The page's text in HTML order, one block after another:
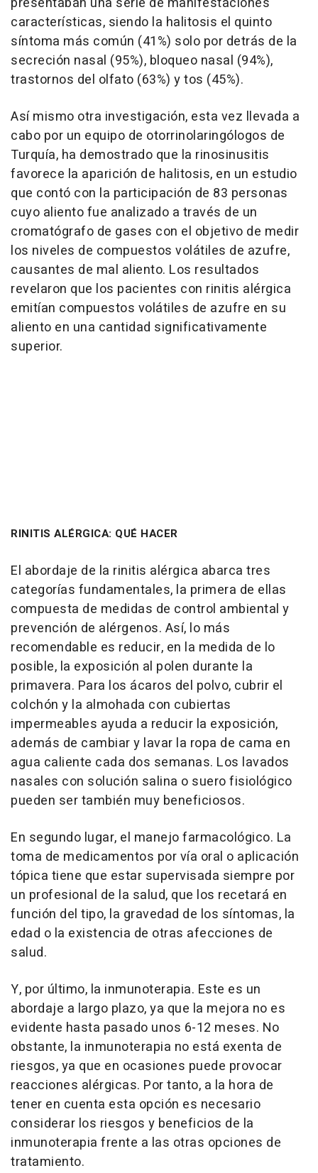
características, siendo la halitosis el quinto
síntoma más común (41%) solo por detrás de la
secreción nasal (95%), bloqueo nasal (94%),
trastornos del olfato (63%) y tos (45%).
Así mismo otra investigación, esta vez llevada a
cabo por un equipo de otorrinolaringólogos de
Turquía, ha demostrado que la rinosinusitis
favorece la aparición de halitosis, en un estudio
que contó con la participación de 83 personas
cuyo aliento fue analizado a través de un
cromatógrafo de gases con el objetivo de medir
los niveles de compuestos volátiles de azufre,
causantes de mal aliento. Los resultados
revelaron que los pacientes con rinitis alérgica
emitían compuestos volátiles de azufre en su
aliento en una cantidad significativamente
superior.
RINITIS ALÉRGICA: QUÉ HACER
El abordaje de la rinitis alérgica abarca tres
categorías fundamentales, la primera de ellas
compuesta de medidas de control ambiental y
prevención de alérgenos. Así, lo más
recomendable es reducir, en la medida de lo
posible, la exposición al polen durante la
primavera. Para los ácaros del polvo, cubrir el
colchón y la almohada con cubiertas
impermeables ayuda a reducir la exposición,
además de cambiar y lavar la ropa de cama en
agua caliente cada dos semanas. Los lavados
nasales con solución salina o suero fisiológico
pueden ser también muy beneficiosos.
En segundo lugar, el manejo farmacológico. La
toma de medicamentos por vía oral o aplicación
tópica tiene que estar supervisada siempre por
un profesional de la salud, que los recetará en
función del tipo, la gravedad de los síntomas, la
edad o la existencia de otras afecciones de
salud.
Y, por último, la inmunoterapia. Este es un
abordaje a largo plazo, ya que la mejora no es
evidente hasta pasado unos 6-12 meses. No
obstante, la inmunoterapia no está exenta de
riesgos, ya que en ocasiones puede provocar
reacciones alérgicas. Por tanto, a la hora de
tener en cuenta esta opción es necesario
considerar los riesgos y beneficios de la
inmunoterapia frente a las otras opciones de
tratamiento.